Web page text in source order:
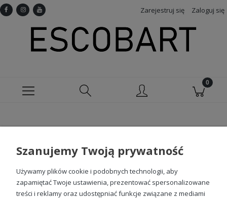
Zarejestruj się Zaloguj się
Nie znaleziono produktów spełniających
Sprawdź nasze social media
Szanujemy Twoją prywatność
Używamy plików cookie i podobnych technologii, aby
zapamiętać Twoje ustawienia, prezentować spersonalizowane
treści i reklamy oraz udostępniać funkcje związane z mediami